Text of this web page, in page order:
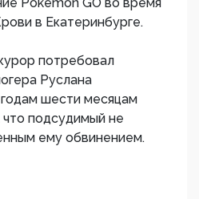
в Екатеринбурге.
потребовал
Руслана
шести месяцам
подсудимый не
ему обвинением.